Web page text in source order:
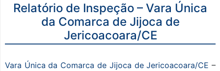
Relatório de Inspeção – Vara Única
da Comarca de Jijoca de
Jericoacoara/CE
Vara Única da Comarca de Jijoca de Jericoacoara/CE –